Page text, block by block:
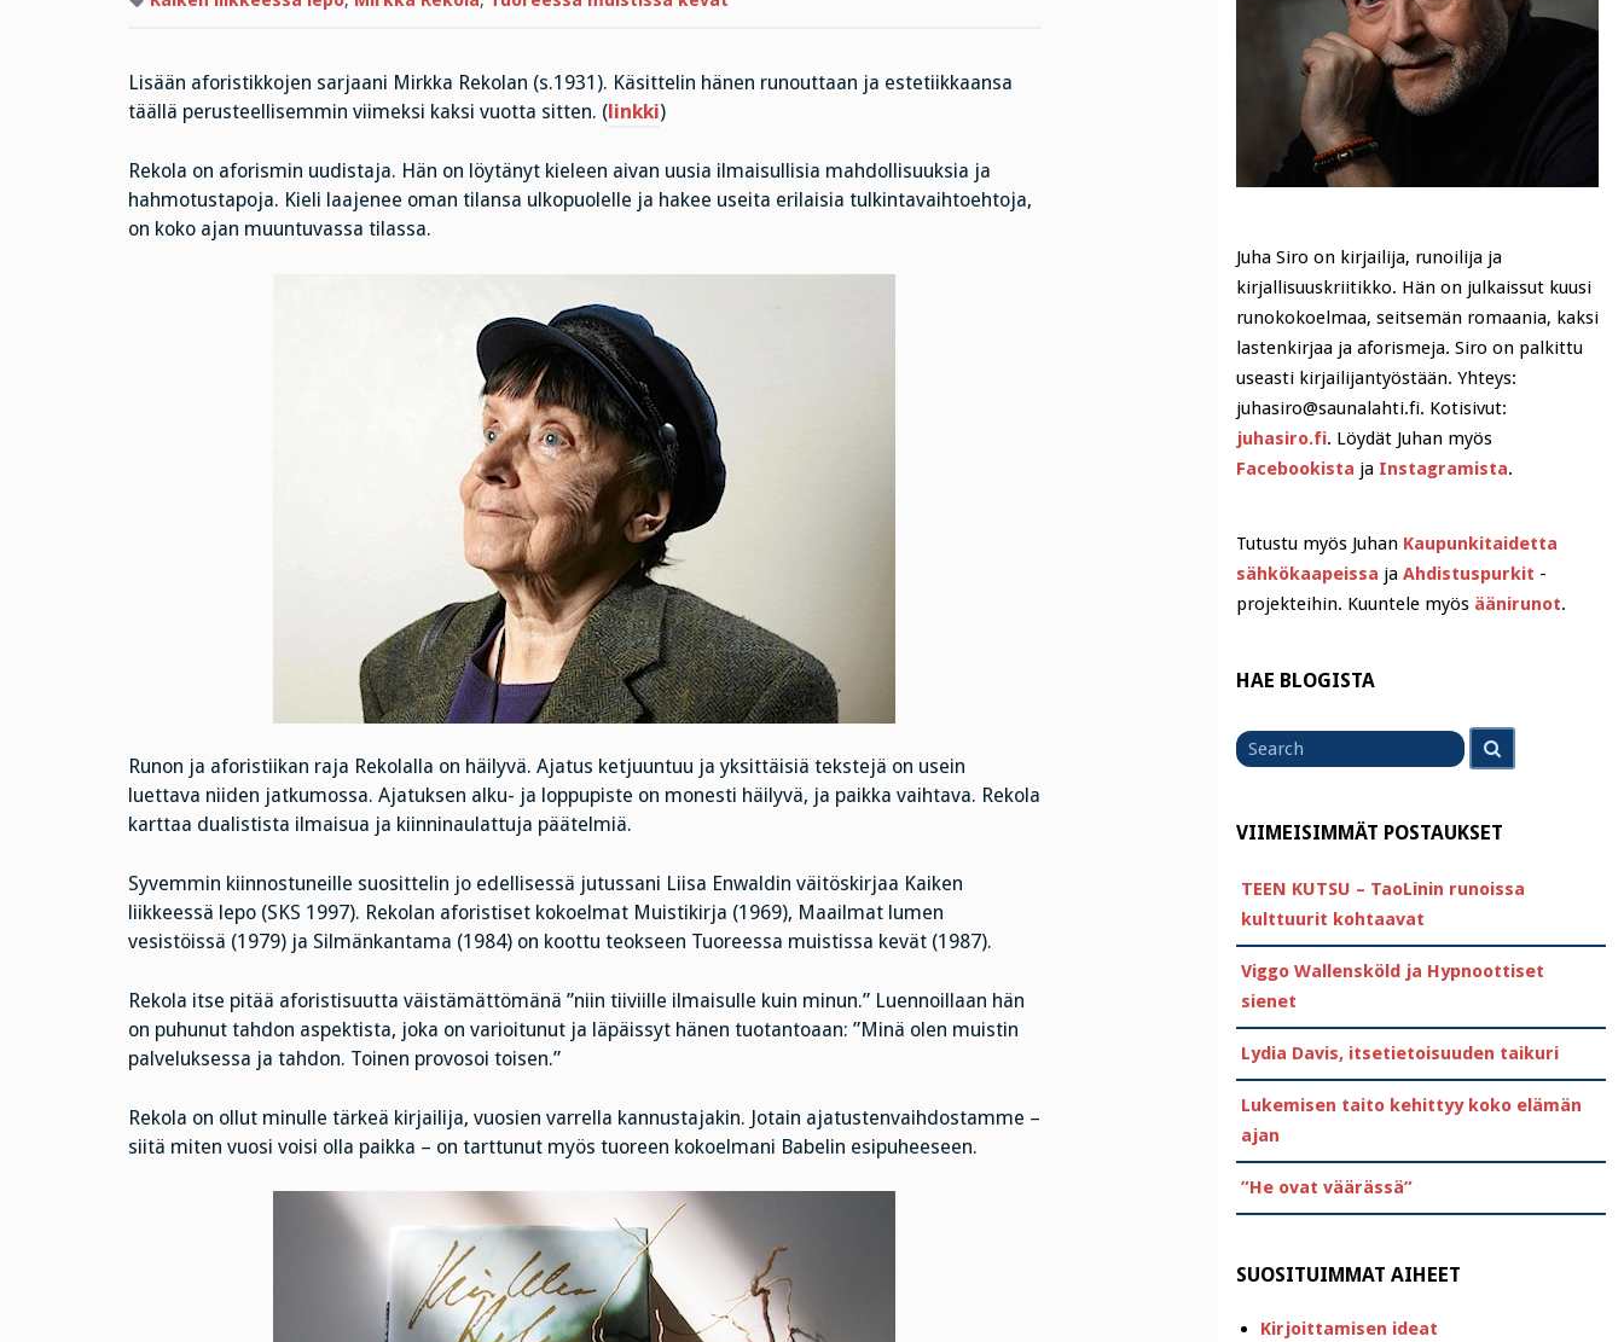
Lisään aforistikkojen sarjaani Mirkka Rekolan (s.1931). Käsittelin hänen runouttaan ja estetiikkaansa
täällä perusteellisemmin viimeksi kaksi vuotta sitten. (linkki)
Rekola on aforismin uudistaja. Hän on löytänyt kieleen aivan uusia ilmaisullisia mahdollisuuksia ja
hahmotustapoja. Kieli laajenee oman tilansa ulkopuolelle ja hakee useita erilaisia tulkintavaihtoehtoja,
on koko ajan muuntuvassa tilassa.
Runon ja aforistiikan raja Rekolalla on häilyvä. Ajatus ketjuuntuu ja yksittäisiä tekstejä on usein
luettava niiden jatkumossa. Ajatuksen alku- ja loppupiste on monesti häilyvä, ja paikka vaihtava. Rekola
karttaa dualistista ilmaisua ja kiinninaulattuja päätelmiä.
Syvemmin kiinnostuneille suosittelin jo edellisessä jutussani Liisa Enwaldin väitöskirjaa Kaiken
liikkeessä lepo (SKS 1997). Rekolan aforistiset kokoelmat Muistikirja (1969), Maailmat lumen
vesistöissä (1979) ja Silmänkantama (1984) on koottu teokseen Tuoreessa muistissa kevät (1987).
Rekola itse pitää aforistisuutta väistämättömänä ”niin tiiviille ilmaisulle kuin minun.” Luennoillaan hän
on puhunut tahdon aspektista, joka on varioitunut ja läpäissyt hänen tuotantoaan: ”Minä olen muistin
palveluksessa ja tahdon. Toinen provosoi toisen.”
Rekola on ollut minulle tärkeä kirjailija, vuosien varrella kannustajakin. Jotain ajatustenvaihdostamme –
siitä miten vuosi voisi olla paikka – on tarttunut myös tuoreen kokoelmani Babelin esipuheeseen.
Juha Siro on kirjailija, runoilija ja
kirjallisuuskriitikko. Hän on julkaissut kuusi
runokokoelmaa, seitsemän romaania, kaksi
lastenkirjaa ja aforismeja. Siro on palkittu
useasti kirjailijantyöstään. Yhteys:
juhasiro@saunalahti.fi. Kotisivut:
juhasiro.fi. Löydät Juhan myös
Facebookista ja Instagramista.
Tutustu myös Juhan Kaupunkitaidetta
sähkökaapeissa ja Ahdistuspurkit -
projekteihin. Kuuntele myös äänirunot.
HAE BLOGISTA
for
VIIMEISIMMÄT POSTAUKSET
TEEN KUTSU – TaoLinin runoissa
kulttuurit kohtaavat
Viggo Wallensköld ja Hypnoottiset
sienet
Lydia Davis, itsetietoisuuden taikuri
Lukemisen taito kehittyy koko elämän
ajan
”He ovat väärässä”
SUOSITUIMMAT AIHEET
Kirjoittamisen ideat